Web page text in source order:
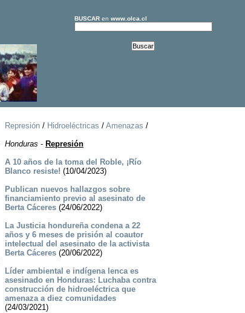
BUSCARen www.olca.cl
Represión/ Hidroeléctricas / Amenazas /
Honduras - Represión
A 10 años de la toma del Roble, ¡Río
Blanco resiste! (10/04/2023)
Publican nuevos hallazgos sobre
financiamiento previo al asesinato de
Berta Cáceres(24/06/2022)
La Justicia hondureña condena a 22
años y 6 meses de prisión al coautor
intelectual del asesinato de la activista
Berta Cáceres(20/06/2022)
Líder ambiental e indígena lenca es
asesinado en Honduras: Luchaba contra
construcción de hidroeléctrica que
amenaza a diez comunidades
(24/03/2021)